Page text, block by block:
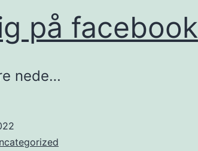
på facebook
nede…